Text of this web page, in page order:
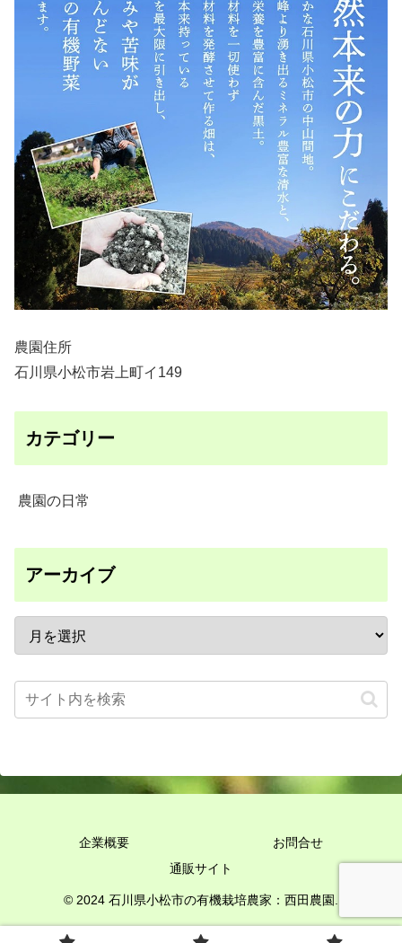
農園住所
石川県小松市岩上町イ149
カテゴリー
農園の日常
アーカイブ
企業概要
お問合せ
通販サイト
© 2024 石川県小松市の有機栽培農家：西田農園.